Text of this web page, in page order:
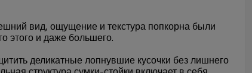
вид, ощущение и текстура попкорна были
этого и даже большего.
деликатные лопнувшие кусочки без лишнего